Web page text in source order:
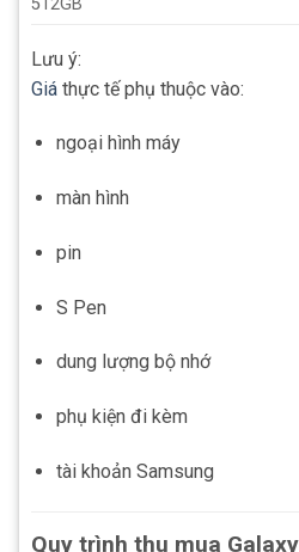
Lưu ý:
Giá thực tế phụ thuộc vào:
ngoại hình máy
màn hình
pin
S Pen
dung lượng bộ nhớ
phụ kiện đi kèm
tài khoản Samsung
Quy trình thu mua